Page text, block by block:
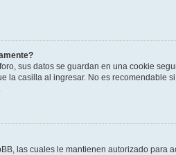
sus datos se guardan en una cookie
la casilla al ingresar. No es
las cuales le mantienen autorizado